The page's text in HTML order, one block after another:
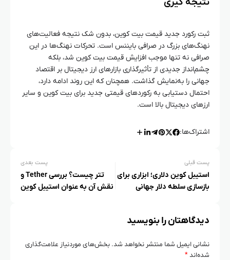
ثبت رکورد جدید قیمت بیت‌ کوین، بدون شک نتیجه فعالیت‌های
نهنگ‌های بزرگ در صرافی بایننس است. تحرکات نهنگ‌ها در این
صرافی نه تنها موجب افزایش قیمت بیت‌ کوین شد، بلکه
چشم‌انداز جدیدی از تأثیرگذاری بازارهای ارز دیجیتال بر اقتصاد
جهانی را به‌نمایش گذاشت. همچنان که این روند ادامه دارد،
احتمال دستیابی به رکوردهای قیمتی جدید برای بیت‌ کوین و سایر
ارزهای دیجیتال بالا است.
اشتراک‌ها:
پست قبلی
استیبل کوین دلاری؛ ابزاری برای
بازسازی سلطه دلار جهانی
پست بعدی
تتر چیست؟ بررسی Tether و
نقش آن به عنوان استیبل کوین
دیدگاهتان را بنویسید
نشانی ایمیل شما منتشر نخواهد شد. بخش‌های موردنیاز علامت‌گذاری
شده‌اند*